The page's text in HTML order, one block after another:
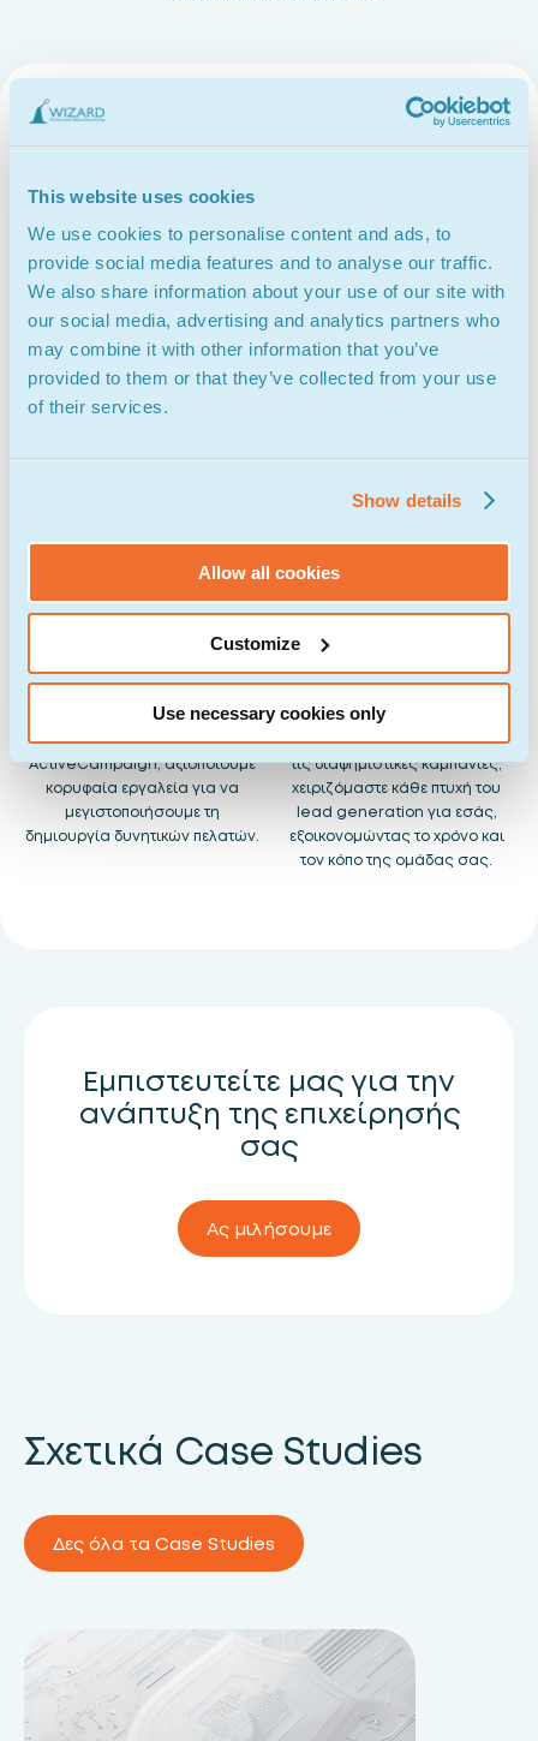
This website uses cookies
We use cookies to personalise content and ads, to
provide social media features and to analyse our traffic.
We also share information about your use of our site with
our social media, advertising and analytics partners who
may combine it with other information that you’ve
provided to them or that they’ve collected from your use
of their services.
Show details
Allow all cookies
Customize
Use necessary cookies only
Γιατί Εμάς;
Εξατομικευμένη
Προσέγγιση
Εξειδίκευση
γνώσεις.
Συνεργασίες
Ως επίσημοι συνεργάτες του
HubSpot και της
ActiveCampaign, αξιοποιούμε
κορυφαία εργαλεία για να
μεγιστοποιήσουμε τη
δημιουργία δυνητικών πελατών.
Ολοκληρωμένη
Από την ανάλυση αγοράς έως
τις διαφημιστικές καμπάνιες,
χειριζόμαστε κάθε πτυχή του
lead generation για εσάς,
εξοικονομώντας το χρόνο και
τον κόπο της ομάδας σας.
Εμπιστευτείτε μας για την
ανάπτυξη της επιχείρησής
σας
Ας μιλήσουμε
Σχετικά Case Studies
Δες όλα τα Case Studies